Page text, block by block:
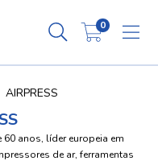
0
AIRPRESS
anos, líder europeia em
de ar, ferramentas